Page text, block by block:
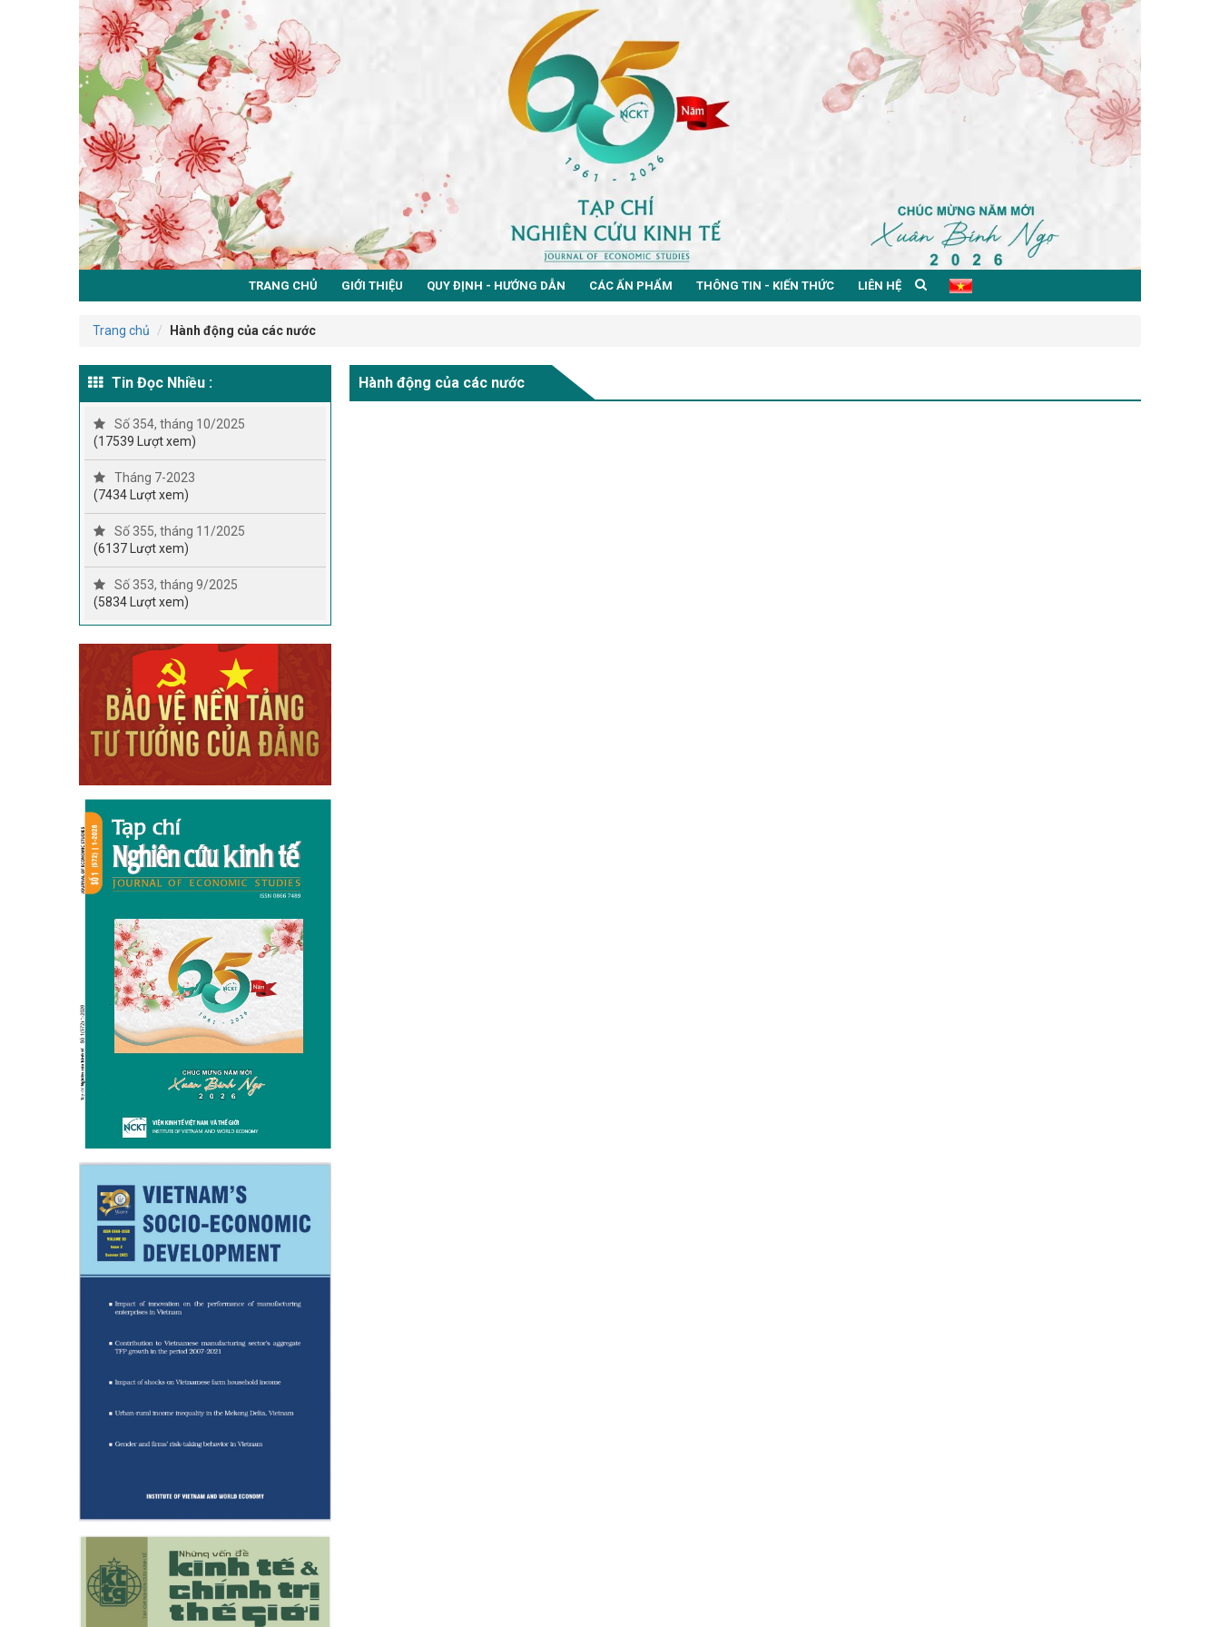
TRANG CHỦ GIỚI THIỆU QUY ĐỊNH - HƯỚNG DẪN CÁC ẤN PHẨM THÔNG TIN - KIẾN THỨC LIÊN HỆ
Trang chủ Hành động của các nước
Hành động của các nước
Tin Đọc Nhiều :
Số 354, tháng 10/2025
(17539 Lượt xem)
Tháng 7-2023
(7434 Lượt xem)
Số 355, tháng 11/2025
(6137 Lượt xem)
Số 353, tháng 9/2025
(5834 Lượt xem)